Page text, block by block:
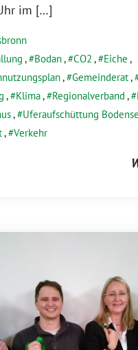
im […]
, Bodan, CO2 , Eiche ,
, Gemeinderat,
, Klima, Regionalverband ,
, Uferaufschüttung
, Verkehr